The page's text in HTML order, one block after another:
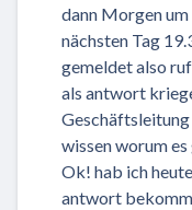
dann Morgen
nächsten Tag
gemeldet also
als antwort
wissen worum
Ok! hab ich
antwort